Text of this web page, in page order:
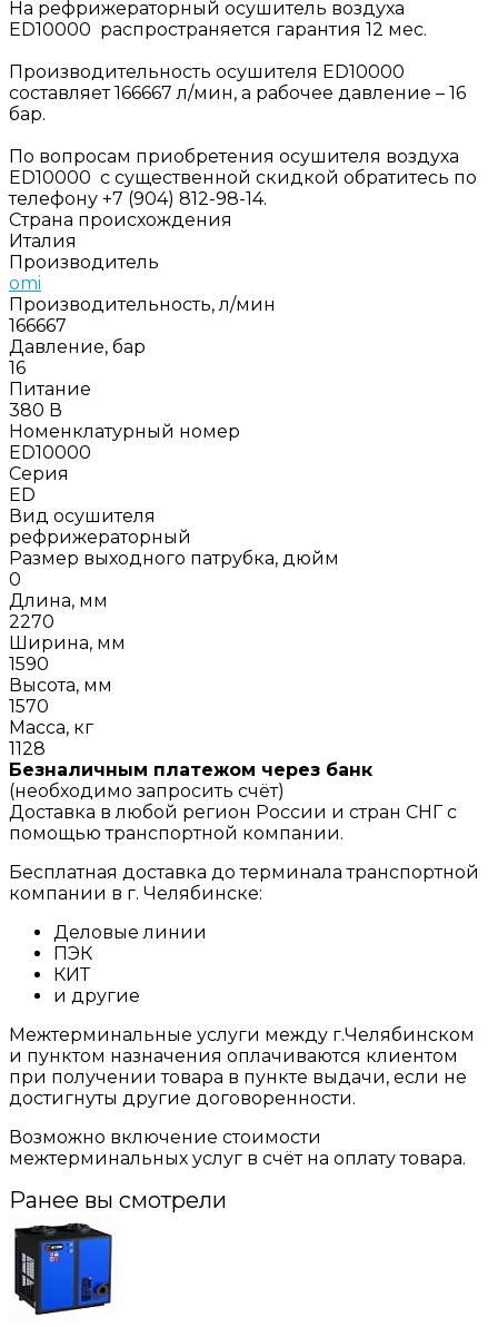
На рефрижераторный осушитель воздуха
ED10000 распространяется гарантия 12 мес.
Производительность осушителя ED10000
составляет 166667 л/мин, а рабочее давление – 16
бар.
По вопросам приобретения осушителя воздуха
ED10000 с существенной скидкой обратитесь по
телефону +7 (904) 812-98-14.
Страна происхождения
Италия
Производитель
omi
Производительность, л/мин
166667
Давление, бар
16
Питание
380 В
Номенклатурный номер
ED10000
Серия
ED
Вид осушителя
рефрижераторный
Размер выходного патрубка, дюйм
0
Длина, мм
2270
Ширина, мм
1590
Высота, мм
1570
Масса, кг
1128
Безналичным платежом через банк
(необходимо запросить счёт)
Доставка в любой регион России и стран СНГ с
помощью транспортной компании.
Бесплатная доставка до терминала транспортной
компании в г. Челябинске:
Деловые линии
ПЭК
КИТ
и другие
Межтерминальные услуги между г.Челябинском
и пунктом назначения оплачиваются клиентом
при получении товара в пункте выдачи, если не
достигнуты другие договоренности.
Возможно включение стоимости
межтерминальных услуг в счёт на оплату товара.
Ранее вы смотрели